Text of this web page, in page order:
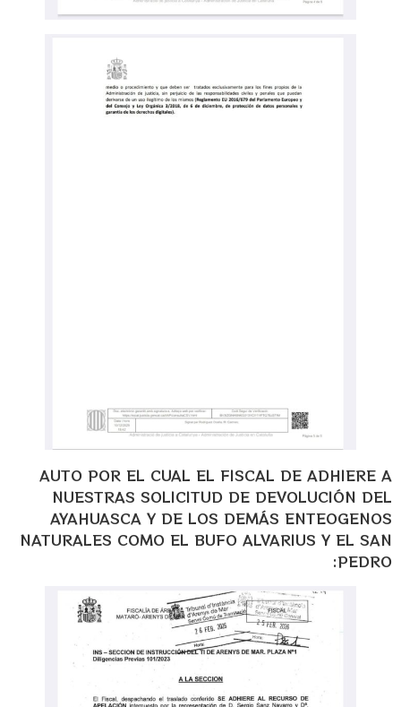
AUTO POR EL CUAL EL FISCAL DE ADHIERE A
NUESTRAS SOLICITUD DE DEVOLUCIÓN DEL
AYAHUASCA Y DE LOS DEMÁS ENTEOGENOS
NATURALES COMO EL BUFO ALVARIUS Y EL SAN
PEDRO: